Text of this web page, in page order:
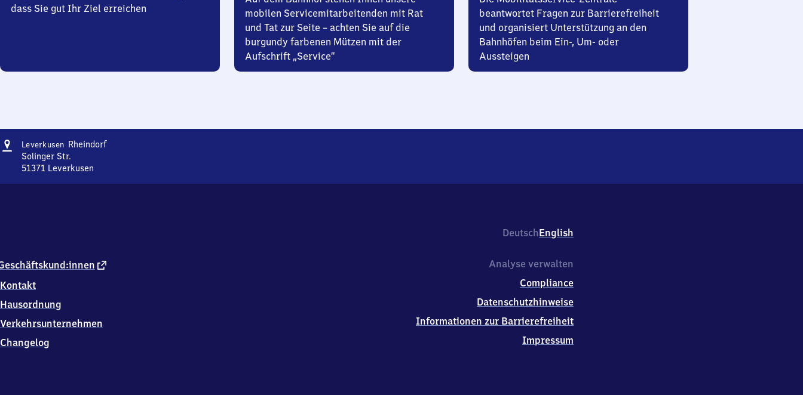
dass Sie gut Ihr Ziel erreichen
mobilen Servicemitarbeitenden mit Rat
und Tat zur Seite – achten Sie auf die
burgundy farbenen Mützen mit der
Aufschrift „Service“
beantwortet Fragen zur Barrierefreiheit
und organisiert Unterstützung an den
Bahnhöfen beim Ein-, Um- oder
Aussteigen
Adresse
Leverkusen RheindorfLeverkusen-
Solinger Str.
51371 Leverkusen
7
Leverkusen
DeutschEnglish
externer
Kontakt
Hausordnung
Verkehrsunternehmen
Changelog
Analyse verwalten
Compliance
Datenschutzhinweise
Informationen zur Barrierefreiheit
Impressum